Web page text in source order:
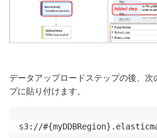
データアップロードステップの後、次
プに貼り付けます。
s3://